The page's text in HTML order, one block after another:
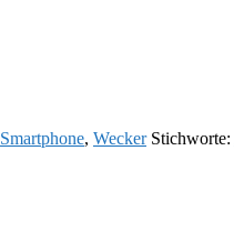
Smartphone, Wecker Stichworte: